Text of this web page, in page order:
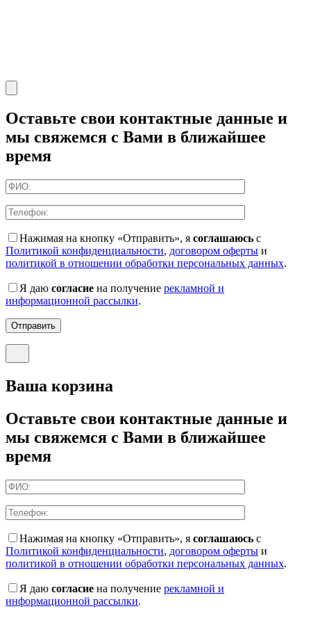
Оставьте свои контактные данные и
мы свяжемся с Вами в ближайшее
время
Нажимая на кнопку «Отправить», я соглашаюсь с
Политикой конфиденциальности, договором оферты и
политикой в отношении обработки персональных данных.
Я даю согласие на получение рекламной и
информационной рассылки.
Отправить
Ваша корзина
Оставьте свои контактные данные и
мы свяжемся с Вами в ближайшее
время
Нажимая на кнопку «Отправить», я соглашаюсь с
Политикой конфиденциальности, договором оферты и
политикой в отношении обработки персональных данных.
Я даю согласие на получение рекламной и
информационной рассылки.